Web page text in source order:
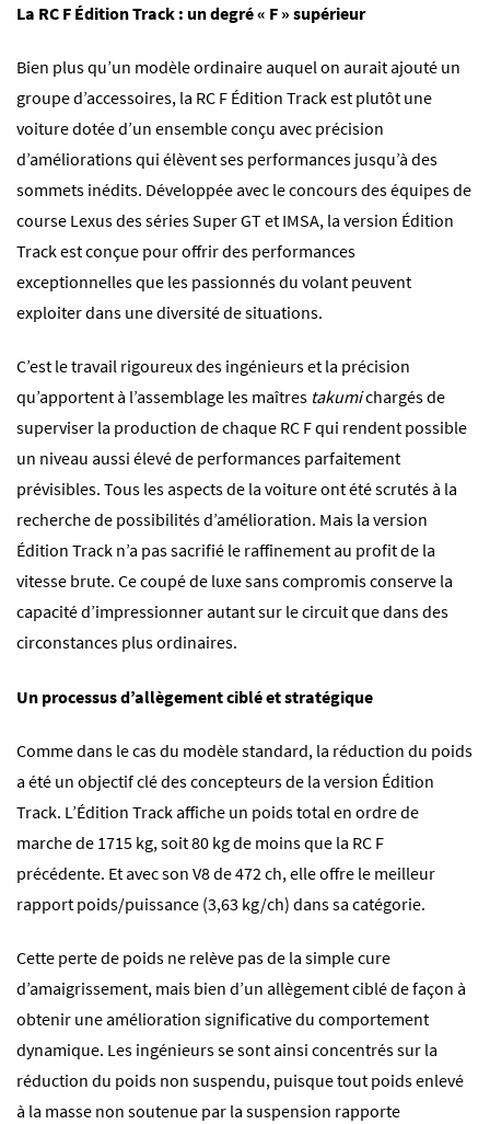
La RC F Édition Track : un degré « F » supérieur
Bien plus qu’un modèle ordinaire auquel on aurait ajouté un
groupe d’accessoires, la RC F Édition Track est plutôt une
voiture dotée d’un ensemble conçu avec précision
d’améliorations qui élèvent ses performances jusqu’à des
sommets inédits. Développée avec le concours des équipes de
course Lexus des séries Super GT et IMSA, la version Édition
Track est conçue pour offrir des performances
exceptionnelles que les passionnés du volant peuvent
exploiter dans une diversité de situations.
C’est le travail rigoureux des ingénieurs et la précision
qu’apportent à l’assemblage les maîtres takumichargés de
superviser la production de chaque RC F qui rendent possible
un niveau aussi élevé de performances parfaitement
prévisibles. Tous les aspects de la voiture ont été scrutés à la
recherche de possibilités d’amélioration. Mais la version
Édition Track n’a pas sacrifié le raffinement au profit de la
vitesse brute. Ce coupé de luxe sans compromis conserve la
capacité d’impressionner autant sur le circuit que dans des
circonstances plus ordinaires.
Un processus d’allègement ciblé et stratégique
Comme dans le cas du modèle standard, la réduction du poids
a été un objectif clé des concepteurs de la version Édition
Track. L’Édition Track affiche un poids total en ordre de
marche de 1715 kg, soit 80 kg de moins que la RC F
précédente. Et avec son V8 de 472 ch, elle offre le meilleur
rapport poids/puissance (3,63 kg/ch) dans sa catégorie.
Cette perte de poids ne relève pas de la simple cure
d’amaigrissement, mais bien d’un allègement ciblé de façon à
obtenir une amélioration significative du comportement
dynamique. Les ingénieurs se sont ainsi concentrés sur la
réduction du poids non suspendu, puisque tout poids enlevé
à la masse non soutenue par la suspension rapporte